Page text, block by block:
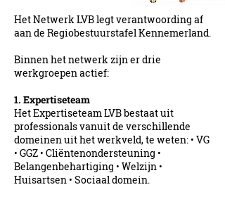
Het Netwerk LVB legt verantwoording af
aan de Regiobestuurstafel Kennemerland.
Binnen het netwerk zijn er drie
werkgroepen actief:
1. Expertiseteam
Het Expertiseteam LVB bestaat uit
professionals vanuit de verschillende
domeinen uit het werkveld, te weten: • VG
• GGZ • Cliëntenondersteuning •
Belangenbehartiging • Welzijn •
Huisartsen • Sociaal domein.